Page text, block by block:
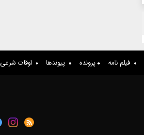
فیلم نامه پرونده پیوندها اوقات شرعی